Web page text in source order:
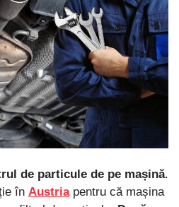
de particule de pe mașină.
în Austriapentru că mașina